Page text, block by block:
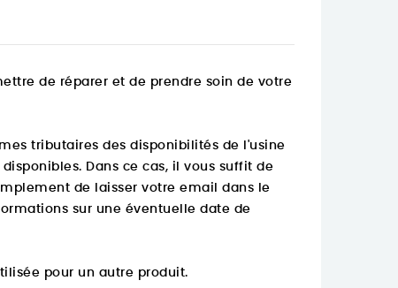
de réparer et de prendre soin de votre
tributaires des disponibilités de l'usine
Dans ce cas, il vous suffit de
de laisser votre email dans le
sur une éventuelle date de
pour un autre produit.